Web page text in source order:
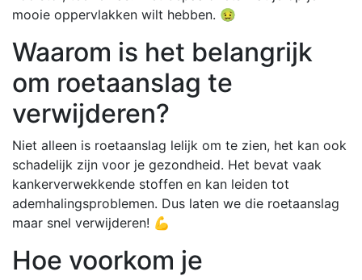
mooie oppervlakken wilt hebben. 🤢
Waarom is het belangrijk
om roetaanslag te
verwijderen?
Niet alleen is roetaanslag lelijk om te zien, het kan ook
schadelijk zijn voor je gezondheid. Het bevat vaak
kankerverwekkende stoffen en kan leiden tot
ademhalingsproblemen. Dus laten we die roetaanslag
maar snel verwijderen! 💪
Hoe voorkom je